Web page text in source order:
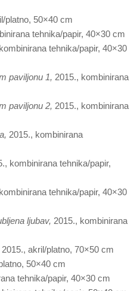
platno, 50×40 cm
tehnika/papir, 40×30 cm
kombinirana tehnika/papir, 40×30
paviljonu 1, 2015., kombinirana
paviljonu 2, 2015., kombinirana
2015., kombinirana
kombinirana tehnika/papir,
tehnika/papir, 40×30
ljubav, 2015., kombinirana
2015., akril/platno, 70×50 cm
50×40 cm
tehnika/papir, 40×30 cm